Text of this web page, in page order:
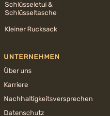
Schlüsseletui &
Schlüsseltasche
Kleiner Rucksack
UNTERNEHMEN
Über uns
Karriere
Nachhaltigkeits­versprechen
Datenschutz